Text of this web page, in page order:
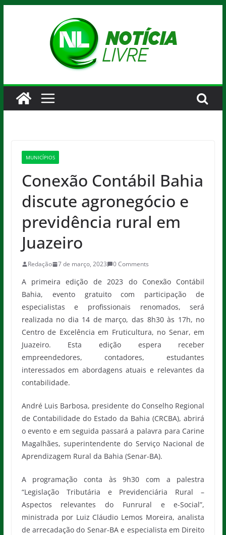
MUNICÍPIOS
Conexão Contábil Bahia
discute agronegócio e
previdência rural em
Juazeiro
Redação 7 de março, 2023 0 Comments
A primeira edição de 2023 do Conexão Contábil
Bahia, evento gratuito com participação de
especialistas e profissionais renomados, será
realizada no dia 14 de março, das 8h30 às 17h, no
Centro de Excelência em Fruticultura, no Senar, em
Juazeiro. Esta edição espera receber
empreendedores, contadores, estudantes
interessados em abordagens atuais e relevantes da
contabilidade.
André Luis Barbosa, presidente do Conselho Regional
de Contabilidade do Estado da Bahia (CRCBA), abrirá
o evento e em seguida passará a palavra para Carine
Magalhães, superintendente do Serviço Nacional de
Aprendizagem Rural da Bahia (Senar-BA).
A programação conta às 9h30 com a palestra
“Legislação Tributária e Previdenciária Rural –
Aspectos relevantes do Funrural e e-Social”,
ministrada por Luiz Cláudio Lemos Moreira, analista
de arrecadação do Senar-BA e especialista em Direito